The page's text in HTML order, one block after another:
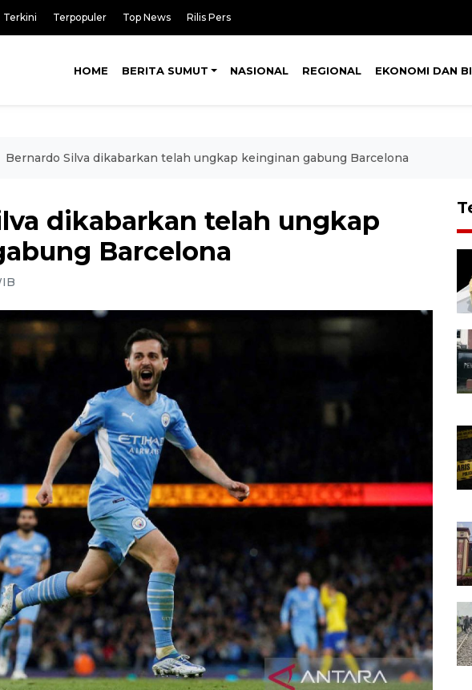
Terkini Terpopuler Top News Rilis Pers
HOME BERITA SUMUT NASIONAL REGIONAL EKONOMI DAN
Bernardo Silva dikabarkan telah ungkap keinginan gabung Barcelona
dikabarkan telah ungkap
Barcelona